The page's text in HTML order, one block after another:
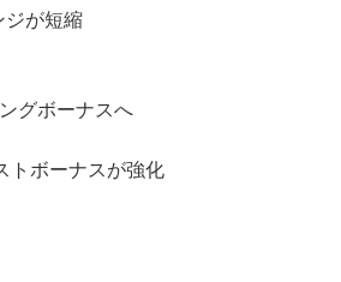
ジが短縮
グボーナスへ
トボーナスが強化